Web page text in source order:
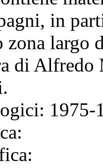
in
zona largo
di
1975-